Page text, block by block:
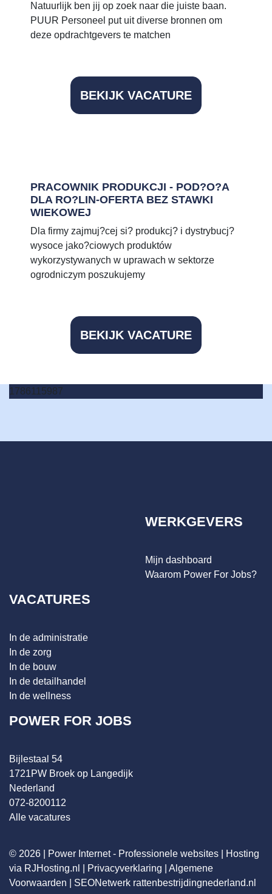
Natuurlijk ben jij op zoek naar die juiste baan.
PUUR Personeel put uit diverse bronnen om
deze opdrachtgevers te matchen
BEKIJK VACATURE
PRACOWNIK PRODUKCJI - POD?O?A
DLA RO?LIN-OFERTA BEZ STAWKI
WIEKOWEJ
Dla firmy zajmuj?cej si? produkcj? i dystrybucj?
wysoce jako?ciowych produktów
wykorzystywanych w uprawach w sektorze
ogrodniczym poszukujemy
BEKIJK VACATURE
1786115987
WERKGEVERS
Mijn dashboard
Waarom Power For Jobs?
VACATURES
In de administratie
In de zorg
In de bouw
In de detailhandel
In de wellness
POWER FOR JOBS
Bijlestaal 54
1721PW Broek op Langedijk
Nederland
072-8200112
Alle vacatures
© 2026 | Power Internet - Professionele websites
Hosting
via RJHosting.nl
Privacyverklaring
Algemene
Voorwaarden
SEONetwerk rattenbestrijdingnederland.nl